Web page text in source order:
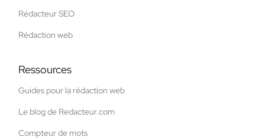
Rédacteur SEO
Rédaction web
Ressources
Guides pour la rédaction web
Le blog de Redacteur.com
Compteur de mots